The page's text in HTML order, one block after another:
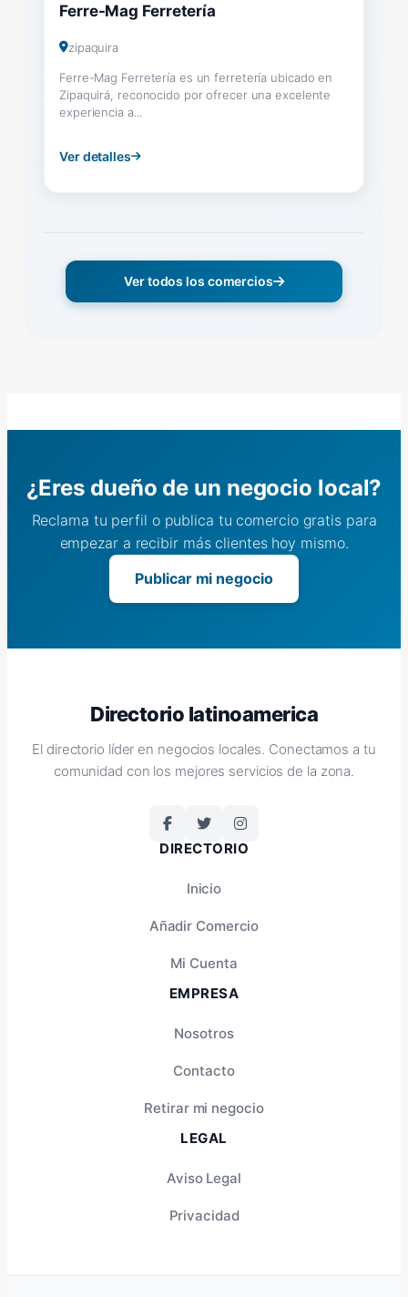
Ferre-Mag Ferretería
zipaquira
Ferre-Mag Ferretería es un ferretería ubicado en
Zipaquirá, reconocido por ofrecer una excelente
experiencia a...
Ver detalles
Ver todos los comercios
¿Eres dueño de un negocio local?
Reclama tu perfil o publica tu comercio gratis para
empezar a recibir más clientes hoy mismo.
Publicar mi negocio
Directorio latinoamerica
El directorio líder en negocios locales. Conectamos a tu
comunidad con los mejores servicios de la zona.
DIRECTORIO
Inicio
Añadir Comercio
Mi Cuenta
EMPRESA
Nosotros
Contacto
Retirar mi negocio
LEGAL
Aviso Legal
Privacidad